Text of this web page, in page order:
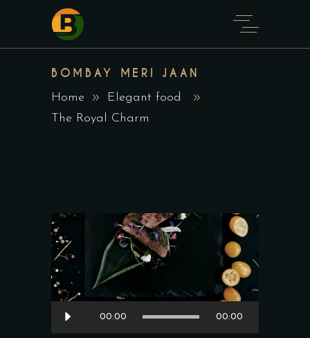
BOMBAY MERI JAAN
Home
Elegant food
The Royal Charm
Audio
Player
00:00 00:00